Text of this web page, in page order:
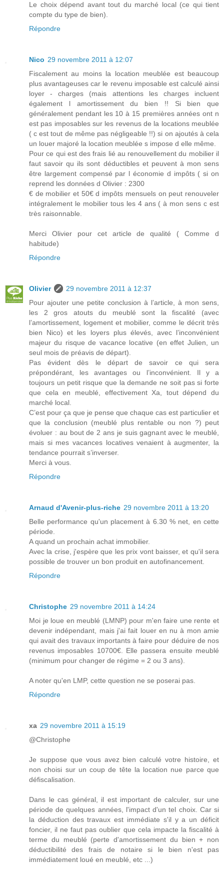
Le choix dépend avant tout du marché local (ce qui tient
compte du type de bien).
Répondre
Nico 29 novembre 2011 à 12:07
Fiscalement au moins la location meublée est beaucoup
plus avantageuses car le revenu imposable est calculé ainsi
loyer - charges (mais attentions les charges incluent
également l amortissement du bien !! Si bien que
généralement pendant les 10 à 15 premières années ont n
est pas imposables sur les revenus de la locations meublée
( c est tout de même pas négligeable !!) si on ajoutés à cela
un louer majoré la location meublée s impose d elle même.
Pour ce qui est des frais lié au renouvellement du mobilier il
faut savoir qu ils sont déductibles et peuvent à mon sens
être largement compensé par l économie d impôts ( si on
reprend les données d Olivier : 2300
€ de mobilier et 50€ d impôts mensuels on peut renouveler
intégralement le mobilier tous les 4 ans ( à mon sens c est
très raisonnable.
Merci Olivier pour cet article de qualité ( Comme d
habitude)
Répondre
Olivier
29 novembre 2011 à 12:37
Pour ajouter une petite conclusion à l’article, à mon sens,
les 2 gros atouts du meublé sont la fiscalité (avec
l’amortissement, logement et mobilier, comme le décrit très
bien Nico) et les loyers plus élevés, avec l’inconvénient
majeur du risque de vacance locative (en effet Julien, un
seul mois de préavis de départ).
Pas évident dès le départ de savoir ce qui sera
prépondérant, les avantages ou l’inconvénient. Il y a
toujours un petit risque que la demande ne soit pas si forte
que cela en meublé, effectivement Xa, tout dépend du
marché local.
C’est pour ça que je pense que chaque cas est particulier et
que la conclusion (meublé plus rentable ou non ?) peut
évoluer : au bout de 2 ans je suis gagnant avec le meublé,
mais si mes vacances locatives venaient à augmenter, la
tendance pourrait s’inverser.
Merci à vous.
Répondre
Arnaud d'Avenir-plus-riche 29 novembre 2011 à 13:20
Belle performance qu'un placement à 6.30 % net, en cette
période.
A quand un prochain achat immobilier.
Avec la crise, j'espère que les prix vont baisser, et qu'il sera
possible de trouver un bon produit en autofinancement.
Répondre
Christophe 29 novembre 2011 à 14:24
Moi je loue en meublé (LMNP) pour m'en faire une rente et
devenir indépendant, mais j'ai fait louer en nu à mon amie
qui avait des travaux importants à faire pour déduire de nos
revenus imposables 10700€. Elle passera ensuite meublé
(minimum pour changer de régime = 2 ou 3 ans).
A noter qu'en LMP, cette question ne se poserai pas.
Répondre
xa 29 novembre 2011 à 15:19
@Christophe
Je suppose que vous avez bien calculé votre histoire, et
non choisi sur un coup de tête la location nue parce que
défiscalisation.
Dans le cas général, il est important de calculer, sur une
période de quelques années, l'impact d'un tel choix. Car si
la déduction des travaux est immédiate s'il y a un déficit
foncier, il ne faut pas oublier que cela impacte la fiscalité à
terme du meublé (perte d'amortissement du bien + non
déductibilité des frais de notaire si le bien n'est pas
immédiatement loué en meublé, etc ...)